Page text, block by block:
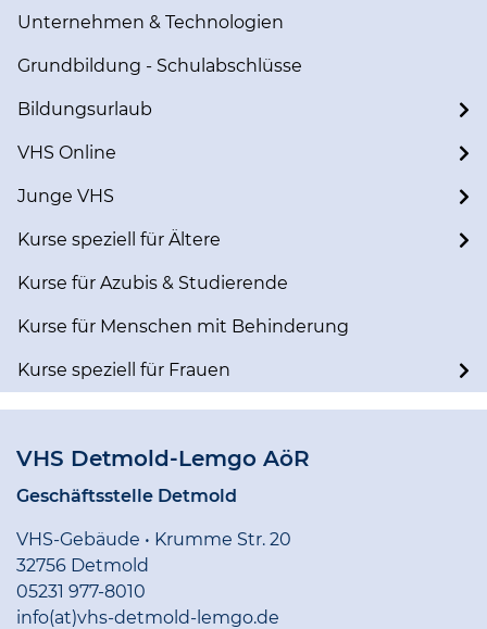
Unternehmen & Technologien
Grundbildung - Schulabschlüsse
Bildungsurlaub
VHS Online
Junge VHS
Kurse speziell für Ältere
Kurse für Azubis & Studierende
Kurse für Menschen mit Behinderung
Kurse speziell für Frauen
VHS Detmold-Lemgo AöR
Geschäftsstelle Detmold
VHS-Gebäude • Krumme Str. 20
32756 Detmold
05231 977-8010
info(at)vhs-detmold-lemgo.de